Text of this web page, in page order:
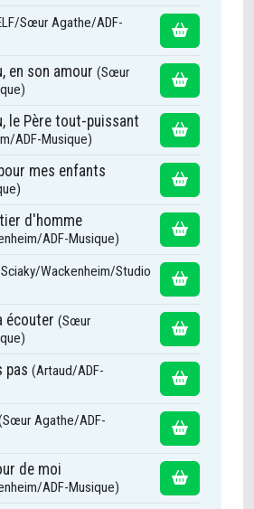
Sœur Agathe/ADF-
en son amour (Sœur
le Père tout-puissant
ADF-Musique)
mes enfants
d'homme
ADF-Musique)
Wackenheim/Studio
écouter (Sœur
pas (Artaud/ADF-
Agathe/ADF-
de moi
ADF-Musique)